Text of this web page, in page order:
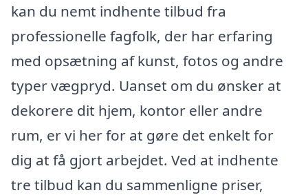
kan du nemt indhente tilbud fra
professionelle fagfolk, der har erfaring
med opsætning af kunst, fotos og andre
typer vægpryd. Uanset om du ønsker at
dekorere dit hjem, kontor eller andre
rum, er vi her for at gøre det enkelt for
dig at få gjort arbejdet. Ved at indhente
tre tilbud kan du sammenligne priser,